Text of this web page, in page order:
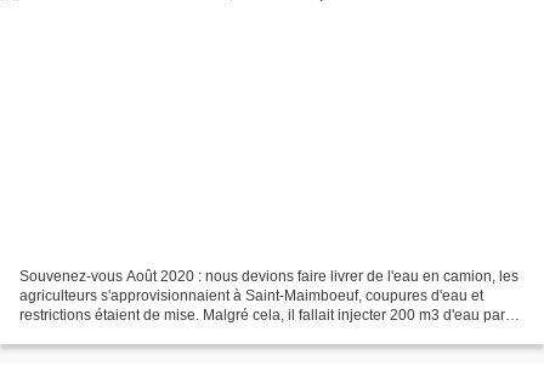
Souvenez-vous Août 2020 : nous devions faire livrer de l'eau en camion, les
agriculteurs s'approvisionnaient à Saint-Maimboeuf, coupures d'eau et
restrictions étaient de mise. Malgré cela, il fallait injecter 200 m3 d'eau par